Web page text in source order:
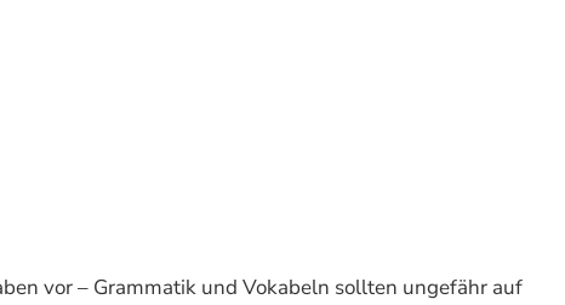
vor – Grammatik und Vokabeln sollten ungefähr auf